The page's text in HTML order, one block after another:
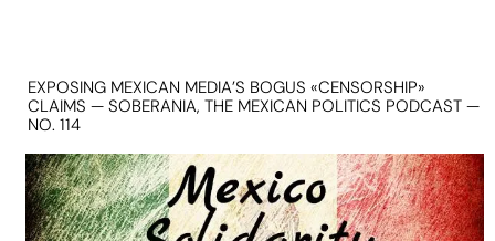
EXPOSING MEXICAN MEDIA’S BOGUS «CENSORSHIP»
CLAIMS — SOBERANIA, THE MEXICAN POLITICS PODCAST —
NO. 114